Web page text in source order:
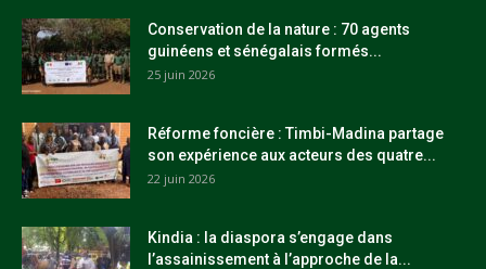
Conservation de la nature : 70 agents
guinéens et sénégalais formés...
25 juin 2026
Réforme foncière : Timbi-Madina partage
son expérience aux acteurs des quatre...
22 juin 2026
Kindia : la diaspora s’engage dans
l’assainissement à l’approche de la...